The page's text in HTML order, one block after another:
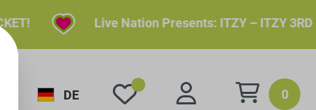
Live Nation Presents: ITZY – ITZY 3RD
DE 0